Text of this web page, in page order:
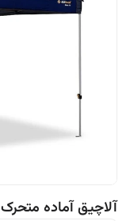
آلاچیق آماده متحرک 3x4.5